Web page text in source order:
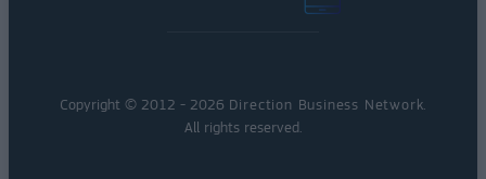
Copyright © 2012 - 2026 Direction Business Network
All rights reserved.